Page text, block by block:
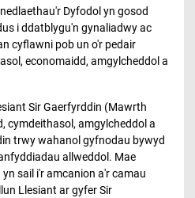
Dyfodol yn gosod
i ddatblygu'n gynaliadwy ac
cyflawni pob un o'r pedair
economaidd, amgylcheddol a
Sir Gaerfyrddin (Mawrth
cymdeithasol, amgylcheddol a
trwy wahanol gyfnodau bywyd
allweddol. Mae
sail i'r amcanion a'r camau
Llesiant ar gyfer Sir